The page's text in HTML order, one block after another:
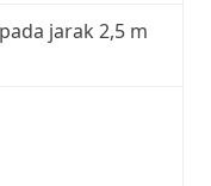
jarak 2,5 m